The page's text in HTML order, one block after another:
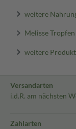
weitere
Melisse Tropfen
weitere
Versandarten
i.d.R. am nächsten
Zahlarten